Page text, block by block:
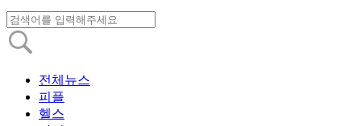
전체뉴스
피플
헬스